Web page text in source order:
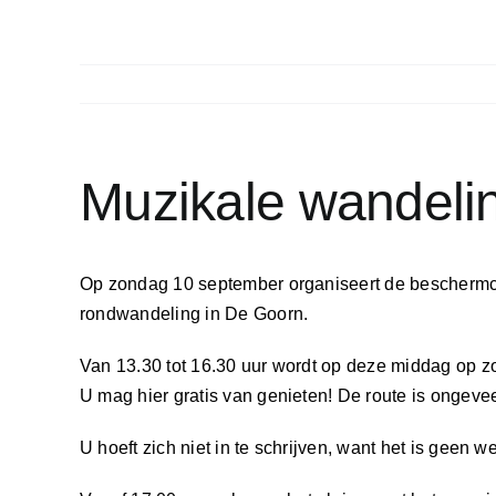
Muzikale
Op zondag 10 september organiseert de
rondwandeling in De Goorn.
Van 13.30 tot 16.30 uur wordt op deze middag op
U mag hier gratis van genieten! De route is
U hoeft zich niet in te schrijven, want het is geen